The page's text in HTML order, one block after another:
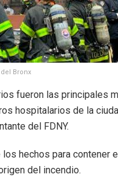
Bronx
fueron las principales
hospitalarios de la
del FDNY.
los hechos para
del incendio.